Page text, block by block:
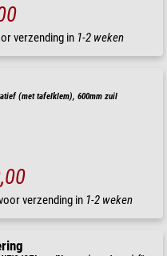
verzending in 1-2 weken
(met tafelklem), 600mm zuil
verzending in 1-2 weken